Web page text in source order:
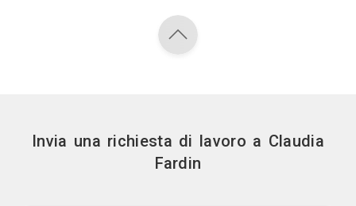
Invia una richiesta di lavoro a Claudia
Fardin